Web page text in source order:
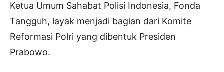
Ketua Umum Sahabat Polisi Indonesia, Fonda
Tangguh, layak menjadi bagian dari Komite
Reformasi Polri yang dibentuk Presiden
Prabowo.